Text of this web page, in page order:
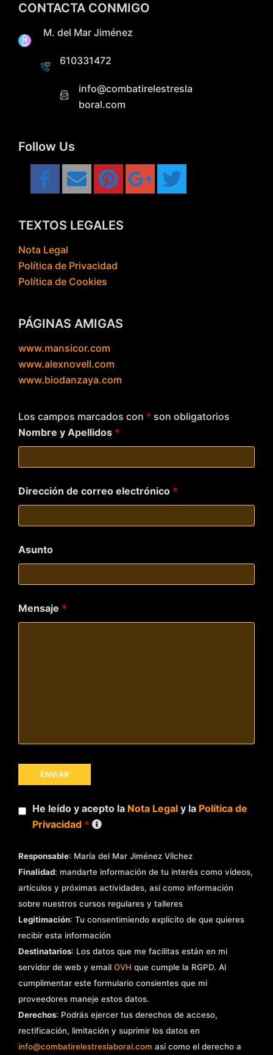
CONTACTA CONMIGO
M. del Mar Jiménez
610331472
info@combatirelestresla
boral.com
Follow Us
TEXTOS LEGALES
Nota Legal
Política de Privacidad
Política de Cookies
PÁGINAS AMIGAS
www.mansicor.com
www.alexnovell.com
www.biodanzaya.com
Los campos marcados con * son obligatorios
Nombre y Apellidos *
Dirección de correo electrónico *
Asunto
Mensaje *
He leído y acepto la Nota Legaly la Política de
Privacidad *
Responsable: María del Mar Jiménez Vílchez
Finalidad: mandarte información de tu interés como vídeos,
artículos y próximas actividades, así como información
sobre nuestros cursos regulares y talleres
Legitimación: Tu consentimiendo explícito de que quieres
recibir esta información
Destinatarios: Los datos que me facilitas están en mi
servidor de web y email OVH que cumple la RGPD. Al
cumplimentar este formulario consientes que mi
proveedores maneje estos datos.
Derechos: Podrás ejercer tus derechos de acceso,
rectificación, limitación y suprimir los datos en
info@combatirelestreslaboral.com así como el derecho a